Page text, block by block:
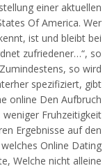
einer aktuellen
Of America. Wer
ist und bleibt bei
zufriedener…“, so
so wird
spezifiziert, gibt
online Den Aufbruch
Fruhzeitigkeit
Ergebnisse auf den
Online Dating
Welche nicht alleine